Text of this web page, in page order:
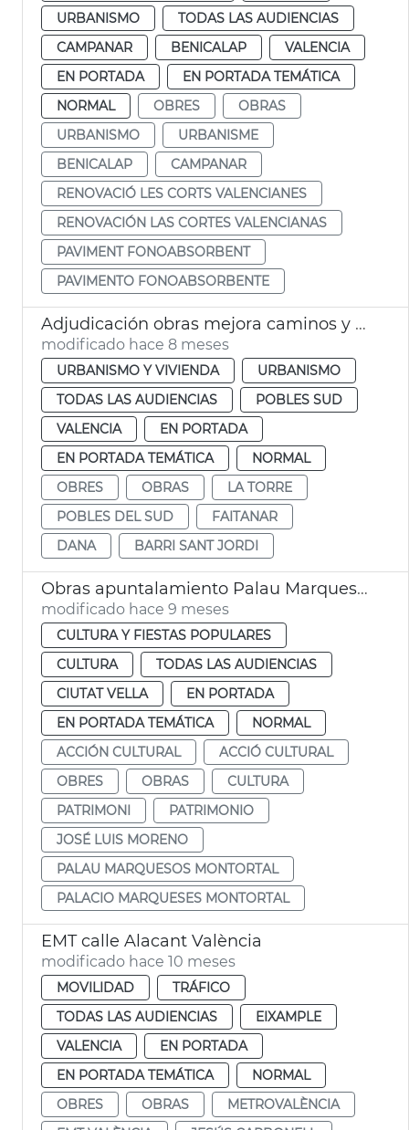
URBANISMO
TODAS LAS AUDIENCIAS
CAMPANAR
BENICALAP
VALENCIA
EN PORTADA
EN PORTADA TEMÁTICA
NORMAL
OBRES
OBRAS
URBANISMO
URBANISME
BENICALAP
CAMPANAR
RENOVACIÓ LES CORTS VALENCIANES
RENOVACIÓN LAS CORTES VALENCIANAS
PAVIMENT FONOABSORBENT
PAVIMENTO FONOABSORBENTE
Adjudicación obras mejora caminos y calles afectadas dana la Torre
modificado hace 8 meses
URBANISMO Y VIVIENDA
URBANISMO
TODAS LAS AUDIENCIAS
POBLES SUD
VALENCIA
EN PORTADA
EN PORTADA TEMÁTICA
NORMAL
OBRES
OBRAS
LA TORRE
POBLES DEL SUD
FAITANAR
DANA
BARRI SANT JORDI
Obras apuntalamiento Palau Marquesos Montortal
modificado hace 9 meses
CULTURA Y FIESTAS POPULARES
CULTURA
TODAS LAS AUDIENCIAS
CIUTAT VELLA
EN PORTADA
EN PORTADA TEMÁTICA
NORMAL
ACCIÓN CULTURAL
ACCIÓ CULTURAL
OBRES
OBRAS
CULTURA
PATRIMONI
PATRIMONIO
JOSÉ LUIS MORENO
PALAU MARQUESOS MONTORTAL
PALACIO MARQUESES MONTORTAL
EMT calle Alacant València
modificado hace 10 meses
MOVILIDAD
TRÁFICO
TODAS LAS AUDIENCIAS
EIXAMPLE
VALENCIA
EN PORTADA
EN PORTADA TEMÁTICA
NORMAL
OBRES
OBRAS
METROVALÈNCIA